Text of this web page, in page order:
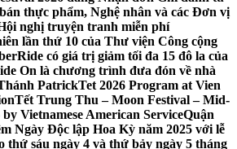
thực phẩm, Nghệ nhân và các Đơn vị
nghị truyện tranh miễn phí
lần thứ 10 của Thư viện Công cộng
có giá trị giảm tối đa 15 đô la của
On là chương trình đưa đón về nhà
PatrickTet 2026 Program at Vien
Tết Trung Thu – Moon Festival – Mid-
Vietnamese American ServiceQuận
Ngày Độc lập Hoa Kỳ năm 2025 với lễ
thứ sáu ngày 4 và thứ bảy ngày 5 tháng